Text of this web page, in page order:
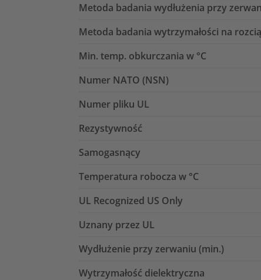
Metoda badania wydłużenia przy
Metoda badania wytrzymałości na
Min. temp. obkurczania w °C
Numer NATO (NSN)
Numer pliku UL
Rezystywność
Samogasnący
Temperatura robocza w °C
UL Recognized US Only
Uznany przez UL
Wydłużenie przy zerwaniu (min.)
Wytrzymałość dielektryczna